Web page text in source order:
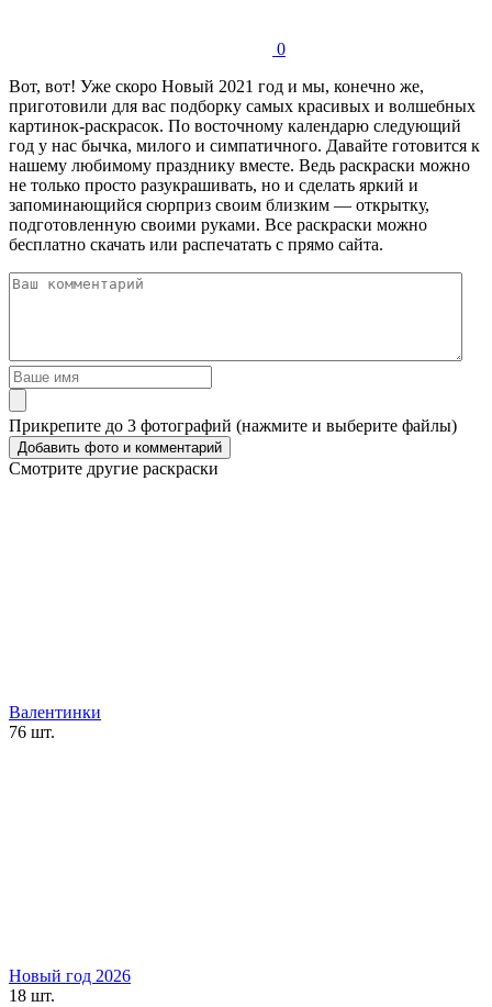
0
Вот, вот! Уже скоро Новый 2021 год и мы, конечно же,
приготовили для вас подборку самых красивых и волшебных
картинок-раскрасок. По восточному календарю следующий
год у нас бычка, милого и симпатичного. Давайте готовится к
нашему любимому празднику вместе. Ведь раскраски можно
не только просто разукрашивать, но и сделать яркий и
запоминающийся сюрприз своим близким — открытку,
подготовленную своими руками. Все раскраски можно
бесплатно скачать или распечатать с прямо сайта.
Прикрепите до 3 фотографий (нажмите и выберите файлы)
Смотрите другие раскраски
Валентинки
76 шт.
Новый год 2026
18 шт.